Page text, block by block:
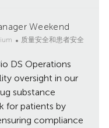
Weekend
类
质量安全和患者安全
DS Operations
oversight in our
substance
for patients by
compliance